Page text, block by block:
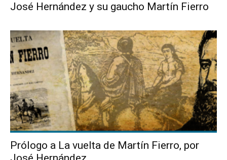
José Hernández y su gaucho Martín Fierro
Prólogo a La vuelta de Martín Fierro, por